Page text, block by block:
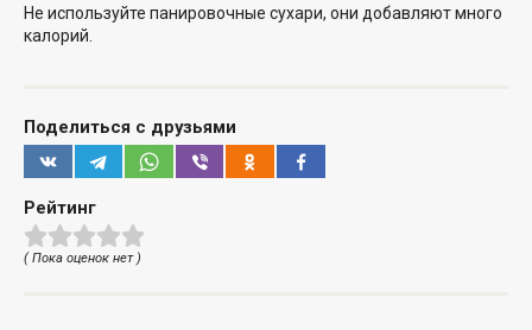
Не используйте панировочные сухари, они добавляют много
калорий.
Поделиться с друзьями
Рейтинг
( Пока оценок нет )